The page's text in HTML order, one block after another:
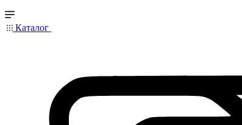
Каталог